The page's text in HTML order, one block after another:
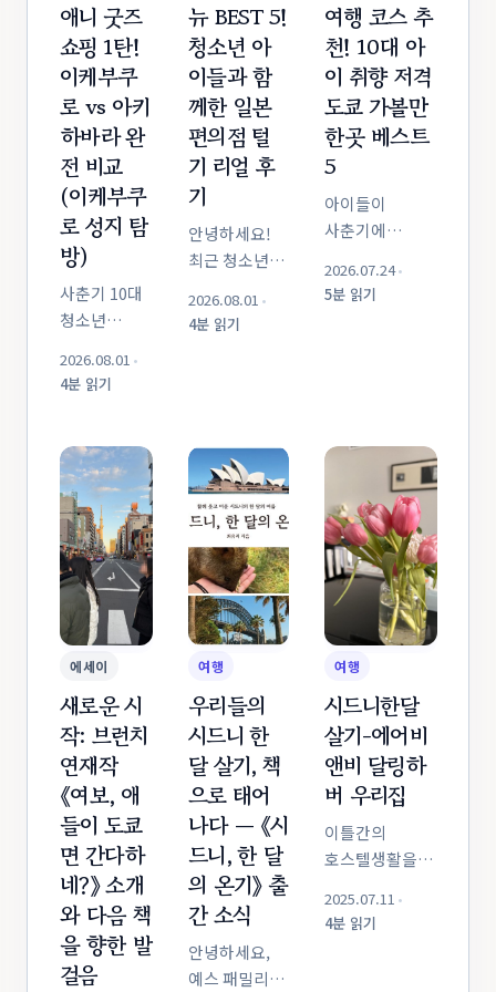
애니 굿즈
쇼핑 1탄!
이케부쿠
로 vs 아키
하바라 완
전 비교
(이케부쿠
로 성지 탐
방)
사춘기 10대
청소년
조카와
함께하는
여행에서
애니메이션
굿즈 쇼핑은
피할 수 없는
핵심
코스입니다.
도쿄에서
애니 굿즈
하면 가장
먼저
떠오르는 두
성지가 바로
이케부쿠로
(池袋)와
아키하바라
(秋葉原)
인데요.
처음에는
막연히
'애니의...
2026.08.01 •
4분 읽기
뉴 BEST 5!
청소년 아
이들과 함
께한 일본
편의점 털
기 리얼 후
기
안녕하세요!
최근 청소년
활기찬 도쿄
여행을
맛집부터
아기자기한
카페까지
맛있는 곳이
정말 많지만,
여행이 끝난 후
아이들에게
가장 기억에
남는 맛을
뜻밖에도
'편의점
음식'을
꼽더라고요.
일...
2026.08.01 •
4분 읽기
여행 코스 추
천! 10대 아
이 취향 저격
도쿄 가볼만
한곳 베스트
5
아이들이
사춘기에
여행지를
선택하는 것이
온천은
지루해하기
쉽고, 아이들
취향에만
맞추기에는 코스
짜기가
난감하죠. 특히
트렌디한
볼거리가 가득한
일본 도쿄로
청소년 자녀와...
2026.07.24•
5분 읽기
에세이
새로운 시
작: 브런치
연재작
《여보, 애
들이 도쿄
면 간다하
네?》 소개
와 다음 책
을 향한 발
걸음
여행
우리들의
시드니 한
달 살기, 책
으로 태어
나다 — 《시
드니, 한 달
의 온기》 출
간 소식
안녕하세요,
예스 패밀리
여행
시드니한달
살기-에어비
앤비 달링하
버 우리집
이틀간의
호스텔생활을
시드니 한달살기
에어비앤비
2025.07.11 •
4분 읽기